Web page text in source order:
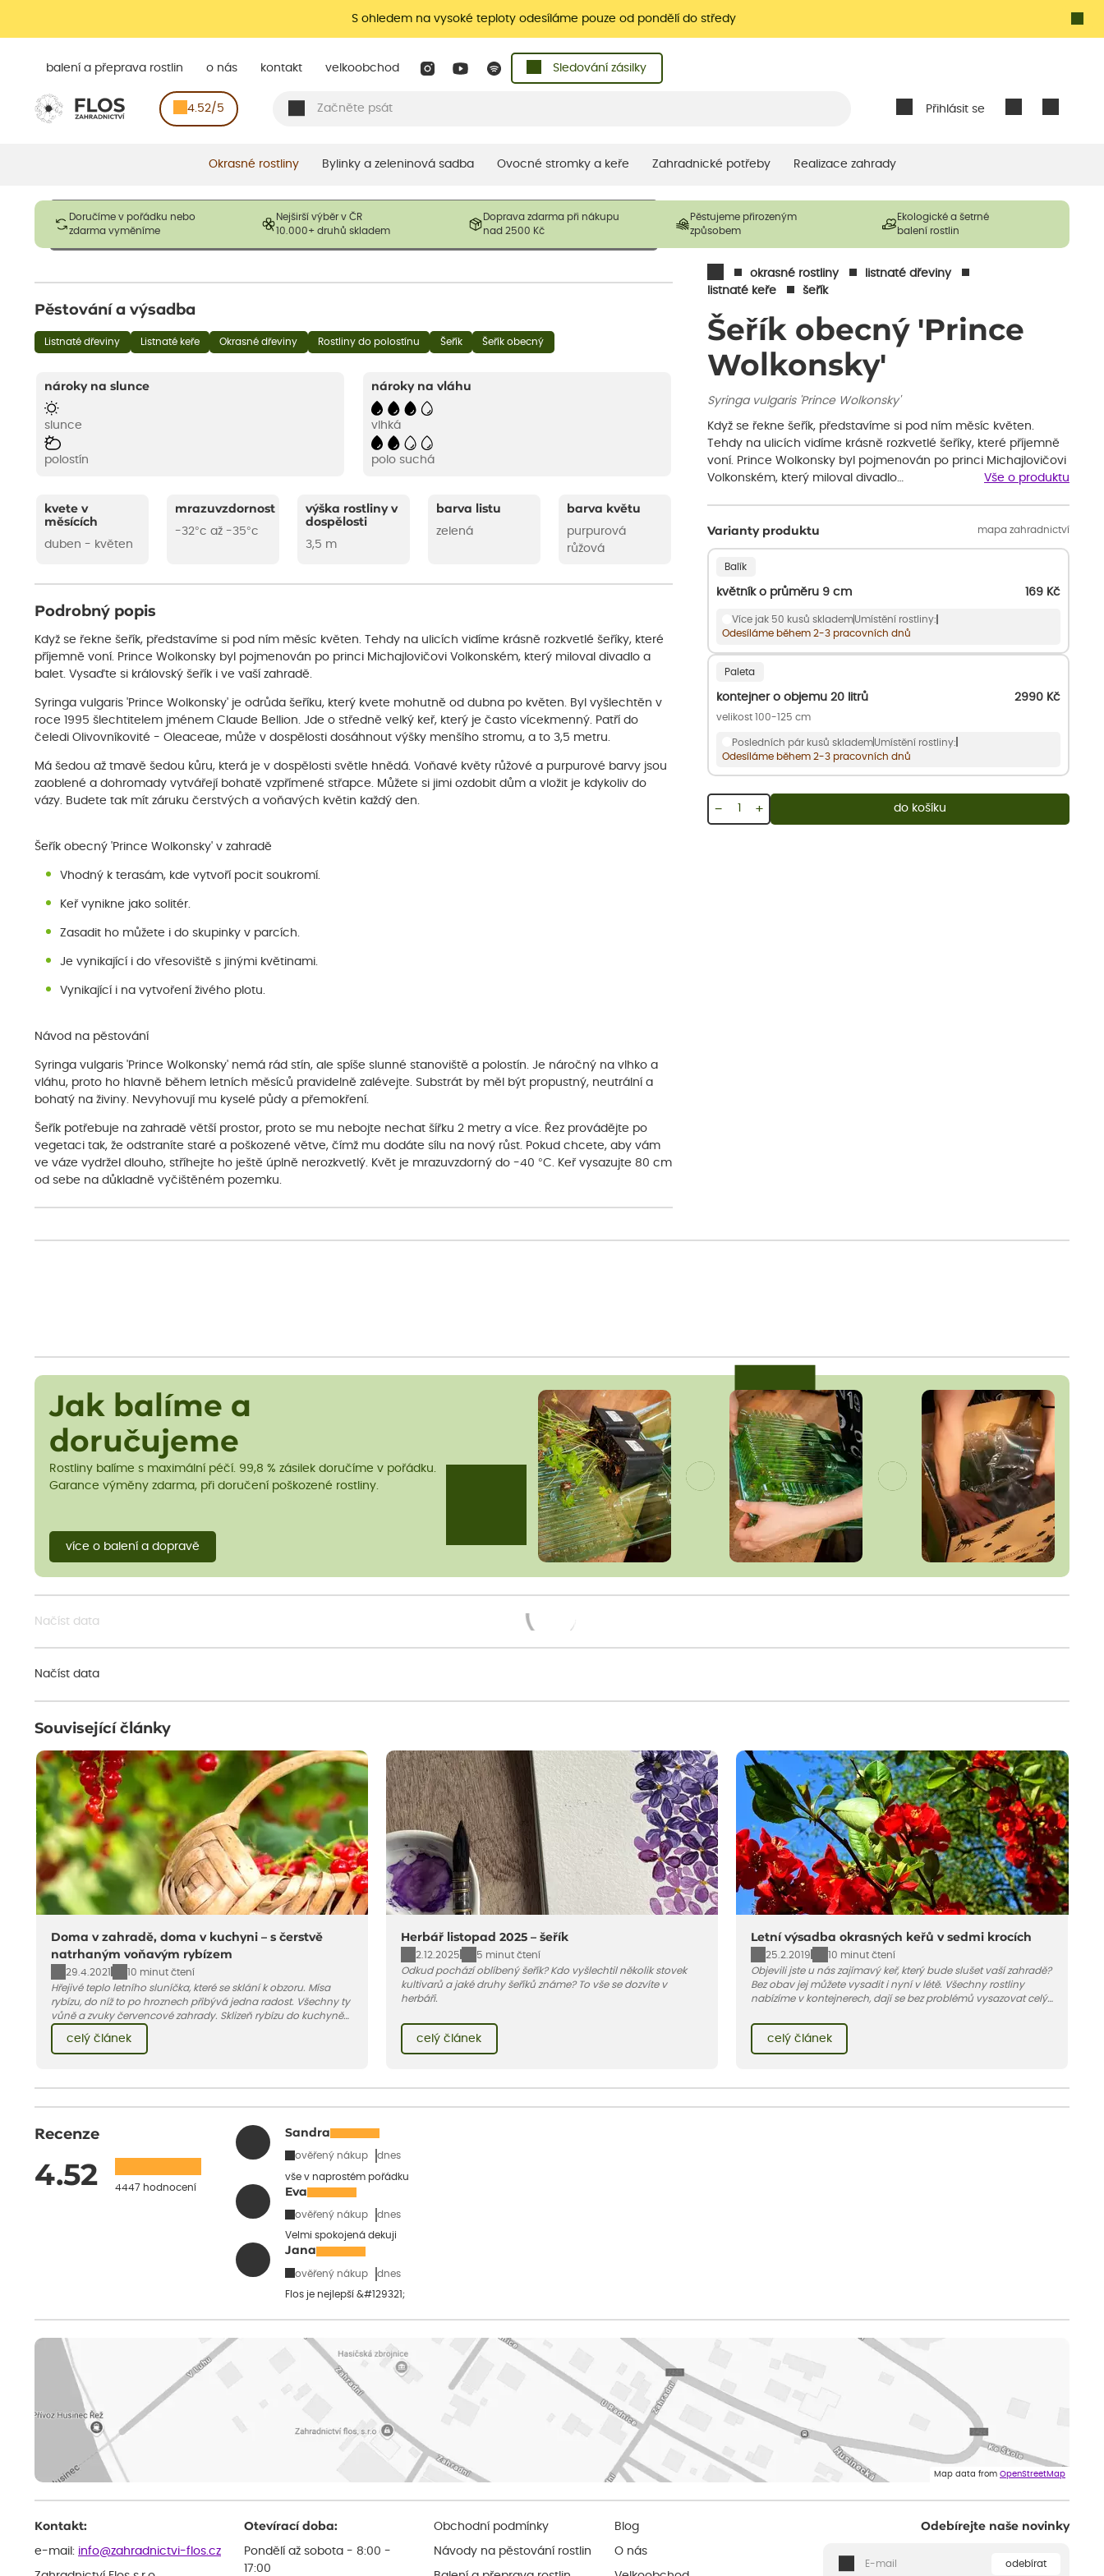
S ohledem na vysoké teploty odesíláme pouze od pondělí do středy
Přihlásit se
balení a přeprava rostlin o nás kontakt velkoobchod Sledování zásilky
4.52/5
Okrasné rostliny Bylinky a zeleninová sadba Ovocné stromky a keře Zahradnické potřeby Realizace zahrady
Doručíme v pořádku nebo
zdarma vyměníme
Nejširší výběr v ČR
10.000+ druhů skladem
Doprava zdarma při nákupu
nad 2500 Kč
Pěstujeme přirozeným
způsobem
Ekologické a šetrné
balení rostlin
okrasné rostliny
listnaté dřeviny
listnaté keře
šeřík
Šeřík obecný 'Prince
Wolkonsky'
Syringa vulgaris 'Prince Wolkonsky'
Když se řekne šeřík, představíme si pod ním měsíc květen.
Tehdy na ulicích vidíme krásně rozkvetlé šeříky, které příjemně
voní. Prince Wolkonsky byl pojmenován po princi Michajlovičovi
Volkonském, který miloval divadlo…
Vše o produktu
Varianty produktu mapa zahradnictví
Balík
květník o průměru 9 cm 169 Kč
Více jak 50 kusů sklademUmístění rostliny:
Odesíláme během 2-3 pracovních dnů
Paleta
kontejner o objemu 20 litrů 2990 Kč
velikost 100-125 cm
Posledních pár kusů sklademUmístění rostliny:
Odesíláme během 2-3 pracovních dnů
+
− do košíku
Obrázky slouží pouze pro ilustrační účely a mají reprezentovat prodávané produkty. V závislosti na sezónnosti mohou být
opadavé rostliny dodávány v dormantním stavu a bez listů. Rostliny mohou být také sestřiženy níže, než je uvedená
Pěstování a výsadba
Listnaté dřeviny Listnaté keře Okrasné dřeviny Rostliny do polostínu Šeřík Šeřík obecný
nároky na slunce
slunce
polostín
nároky na vláhu
vlhká
polo suchá
kvete v
měsících
duben - květen
mrazuvzdornost
-32°c až -35°c
výška rostliny v
dospělosti
3,5 m
barva listu
zelená
barva květu
purpurová
růžová
Podrobný popis
Když se řekne šeřík, představíme si pod ním měsíc květen. Tehdy na ulicích vidíme krásně rozkvetlé šeříky, které
příjemně voní. Prince Wolkonsky byl pojmenován po princi Michajlovičovi Volkonském, který miloval divadlo a
balet. Vysaďte si královský šeřík i ve vaší zahradě.
Syringa vulgaris 'Prince Wolkonsky' je odrůda šeříku, který kvete mohutně od dubna po květen. Byl vyšlechtěn v
roce 1995 šlechtitelem jménem Claude Bellion. Jde o středně velký keř, který je často vícekmenný. Patří do
čeledi Olivovníkovité - Oleaceae, může v dospělosti dosáhnout výšky menšího stromu, a to 3,5 metru.
Má šedou až tmavě šedou kůru, která je v dospělosti světle hnědá. Voňavé květy růžové a purpurové barvy jsou
zaoblené a dohromady vytvářejí bohatě vzpřímené střapce. Můžete si jimi ozdobit dům a vložit je kdykoliv do
vázy. Budete tak mít záruku čerstvých a voňavých květin každý den.
Šeřík obecný 'Prince Wolkonsky' v zahradě
Vhodný k terasám, kde vytvoří pocit soukromí.
Keř vynikne jako solitér.
Zasadit ho můžete i do skupinky v parcích.
Je vynikající i do vřesoviště s jinými květinami.
Vynikající i na vytvoření živého plotu.
Návod na pěstování
Syringa vulgaris 'Prince Wolkonsky' nemá rád stín, ale spíše slunné stanoviště a polostín. Je náročný na vlhko a
vláhu, proto ho hlavně během letních měsíců pravidelně zalévejte. Substrát by měl být propustný, neutrální a
bohatý na živiny. Nevyhovují mu kyselé půdy a přemokření.
Šeřík potřebuje na zahradě větší prostor, proto se mu nebojte nechat šířku 2 metry a více. Řez provádějte po
vegetaci tak, že odstraníte staré a poškozené větve, čímž mu dodáte sílu na nový růst. Pokud chcete, aby vám
ve váze vydržel dlouho, stříhejte ho ještě úplně nerozkvetlý. Květ je mrazuvzdorný do -40 °C. Keř vysazujte 80 cm
od sebe na důkladně vyčištěném pozemku.
Jak balíme a
doručujeme
Rostliny balíme s maximální péčí. 99,8 % zásilek doručíme v pořádku.
Garance výměny zdarma, při doručení poškozené rostliny.
více o balení a dopravě
Načíst data
Načíst data
Související články
Doma v zahradě, doma v kuchyni – s čerstvě
natrhaným voňavým rybízem
29.4.2021
10 minut čtení
Hřejivé teplo letního sluníčka, které se sklání k obzoru. Mísa
rybízu, do níž to po hroznech přibývá jedna radost. Všechny ty
vůně a zvuky červencové zahrady. Sklizeň rybízu do kuchyně
vnese neuvěřitelný klid a radost. A taky trochu bezstarostnosti
dětství při mlsání babiččina drobenkového koláče s rybízem.
celý článek
Herbář listopad 2025 – šeřík
2.12.2025
5 minut čtení
Odkud pochází oblíbený šeřík? Kdo vyšlechtil několik stovek
kultivarů a jaké druhy šeříků známe? To vše se dozvíte v
herbáři.
celý článek
Letní výsadba okrasných keřů v sedmi krocích
25.2.2019
10 minut čtení
Objevili jste u nás zajímavý keř, který bude slušet vaší zahradě?
Bez obav jej můžete vysadit i nyní v létě. Všechny rostliny
nabízíme v kontejnerech, dají se bez problémů vysazovat celý
nebo na podzim.
celý článek
Recenze
4.52 4447 hodnocení
Sandra
ověřený nákup dnes
vše v naprostém pořádku
Eva
ověřený nákup dnes
Velmi spokojená dekuji
Jana
ověřený nákup dnes
Flos je nejlepší &#129321;
Map data from OpenStreetMap
Kontakt:
e-mail: info@zahradnictvi-flos.cz
Otevírací doba:
Pondělí až sobota - 8:00 -
17:00
Obchodní podmínky
Návody na pěstování rostlin
Blog
O nás
Odebírejte naše novinky
odebírat